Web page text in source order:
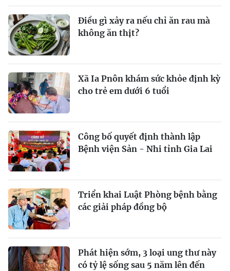
Điều gì xảy ra nếu chỉ ăn rau mà
không ăn thịt?
Xã Ia Pnôn khám sức khỏe định kỳ
cho trẻ em dưới 6 tuổi
Công bố quyết định thành lập
Bệnh viện Sản - Nhi tỉnh Gia Lai
Triển khai Luật Phòng bệnh bằng
các giải pháp đồng bộ
Phát hiện sớm, 3 loại ung thư này
có tỷ lệ sống sau 5 năm lên đến